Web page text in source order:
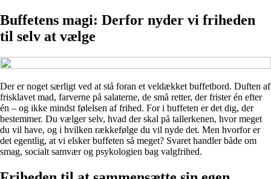
Buffetens magi: Derfor nyder vi friheden
til selv at vælge
Der er noget særligt ved at stå foran et veldækket buffetbord. Duften af
frisklavet mad, farverne på salaterne, de små retter, der frister én efter
én – og ikke mindst følelsen af frihed. For i buffeten er det dig, der
bestemmer. Du vælger selv, hvad der skal på tallerkenen, hvor meget
du vil have, og i hvilken rækkefølge du vil nyde det. Men hvorfor er
det egentlig, at vi elsker buffeten så meget? Svaret handler både om
smag, socialt samvær og psykologien bag valgfrihed.